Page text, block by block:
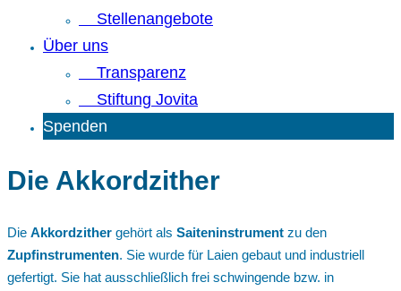
Stellenangebote
Über uns
Transparenz
Stiftung Jovita
Spenden
Die Akkordzither
Die Akkordzither gehört als Saiteninstrument zu den
Zupfinstrumenten. Sie wurde für Laien gebaut und industriell
gefertigt. Sie hat ausschließlich frei schwingende bzw. in